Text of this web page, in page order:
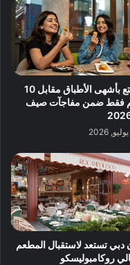
استمتع بأشهى الأطباق مقابل 10
فقط ضمن مفاجآت صيف
دبي تستعد لاستقبال المطعم
روكامبوليسكو